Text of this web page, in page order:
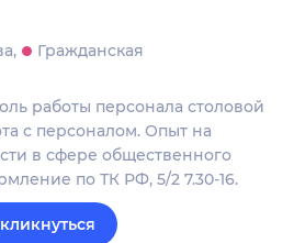
Гражданская
работы персонала столовой
с персоналом. Опыт на
в сфере общественного
по ТК РФ, 5/2 7.30-16.